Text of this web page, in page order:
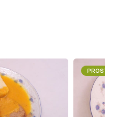
PROSTŘENO!